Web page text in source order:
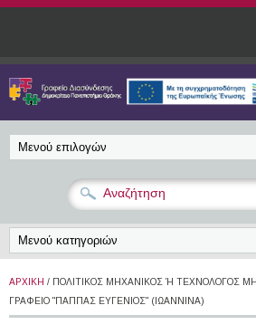
Παράκαμψη προς το κυρίως περιεχόμενο
ΑΡΧΙΚΉ / ΠΟΛΙΤΙΚΌΣ ΜΗΧΑΝΙΚΌΣ Ή ΤΕΧΝΟΛΌΓΟΣ
ΡΑΦΕΊΟ "ΠΑΠΠΑΣ ΕΥΓΕΝΙΟΣ" (ΙΩΆΝΝΙΝΑ)